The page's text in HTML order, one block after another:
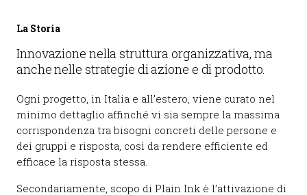
La Storia
Innovazione nella struttura organizzativa, ma
anche nelle strategie di azione e di prodotto.
Ogni progetto, in Italia e all’estero, viene curato nel
minimo dettaglio affinché vi sia sempre la massima
corrispondenza tra bisogni concreti delle persone e
dei gruppi e risposta, così da rendere efficiente ed
efficace la risposta stessa.
Secondariamente, scopo di Plain Ink è l’attivazione di